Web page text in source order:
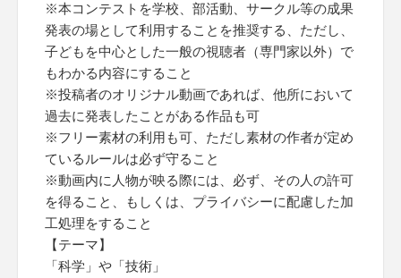
※本コンテストを学校、部活動、サークル等の成果
発表の場として利用することを推奨する、ただし、
子どもを中心とした一般の視聴者（専門家以外）で
もわかる内容にすること
※投稿者のオリジナル動画であれば、他所において
過去に発表したことがある作品も可
※フリー素材の利用も可、ただし素材の作者が定め
ているルールは必ず守ること
※動画内に人物が映る際には、必ず、その人の許可
を得ること、もしくは、プライバシーに配慮した加
工処理をすること
【テーマ】
「科学」や「技術」